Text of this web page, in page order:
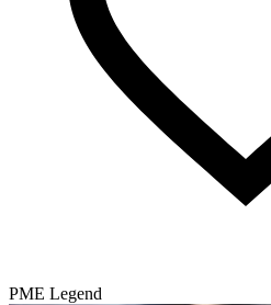
PME Legend